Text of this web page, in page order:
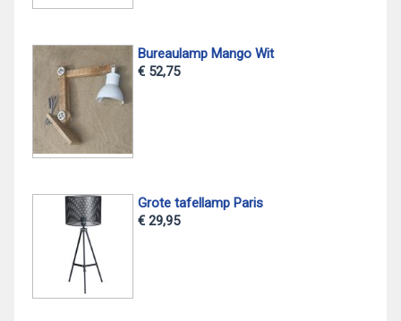
Bureaulamp Mango Wit
€ 52,75
Grote tafellamp Paris
€ 29,95